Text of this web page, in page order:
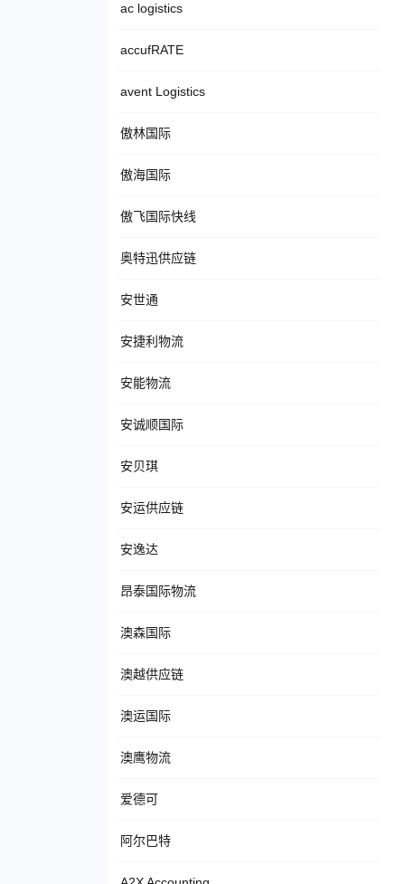
ac logistics
accufRATE
avent Logistics
傲林国际
傲海国际
傲飞国际快线
奥特迅供应链
安世通
安捷利物流
安能物流
安诚顺国际
安贝琪
安运供应链
安逸达
昂泰国际物流
澳森国际
澳越供应链
澳运国际
澳鹰物流
爱德可
阿尔巴特